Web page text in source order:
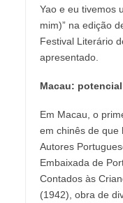
Yao e eu tivemos
mim)” na edição
Festival Literário
apresentado.
Macau:
Em Macau, o
em chinês de que
Autores
Embaixada de
Contados às
(1942), obra de